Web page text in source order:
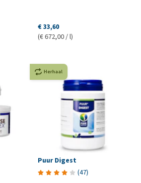
€ 33,60
(€ 672,00 / l)
Herhaal
Puur Digest
(47)